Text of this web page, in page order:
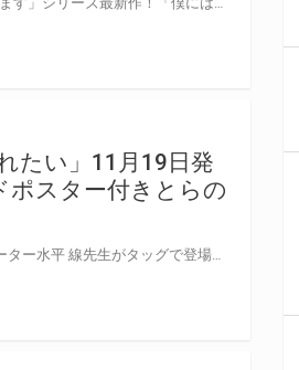
たい」11月19日発
ポスター付きとらの